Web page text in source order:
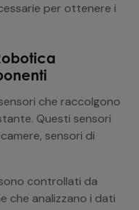
per ottenere i
che raccolgono
Questi sensori
sensori di
controllati da
che analizzano i dati